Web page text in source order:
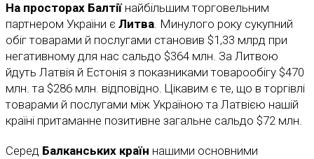
На просторах Балтіїнайбільшим торговельним
партнером України є Литва. Минулого року сукупний
обіг товарами й послугами становив $1,33 млрд при
негативному для нас сальдо $364 млн. За Литвою
йдуть Латвія й Естонія з показниками товарообігу $470
млн. та $286 млн. відповідно. Цікавим є те, що в торгівлі
товарами й послугами між Україною та Латвією нашій
країні притаманне позитивне загальне сальдо $72 млн.
Серед Балканських країн нашими основними